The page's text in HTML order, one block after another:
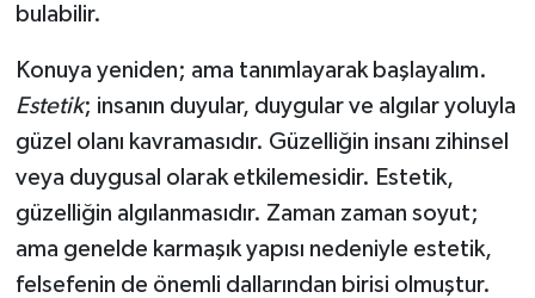
bulabilir.
Konuya yeniden; ama tanımlayarak başlayalım.
Estetik; insanın duyular, duygular ve algılar yoluyla
güzel olanı kavramasıdır. Güzelliğin insanı zihinsel
veya duygusal olarak etkilemesidir. Estetik,
güzelliğin algılanmasıdır. Zaman zaman soyut;
ama genelde karmaşık yapısı nedeniyle estetik,
felsefenin de önemli dallarından birisi olmuştur.